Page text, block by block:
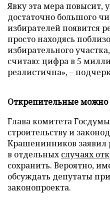
Явку эта мера повысит,
достаточно большого
избирателей появится
просто находясь
избирательного
считаю: цифра в 5
реалистична», –
Открепительные можно
Глава комитета
строительству и
Крашенинников заявил
в отдельныхслучаях
сохранить. Вероятно,
обсуждать депутаты
законопроекта.